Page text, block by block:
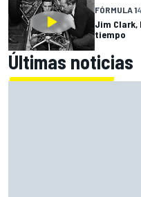
FÓRMULA 1
Jim Clark,
tiempo
Últimas noticias